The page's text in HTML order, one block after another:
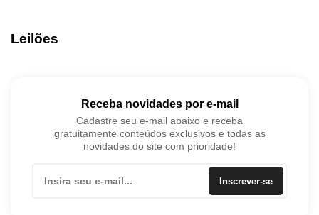
Leilões
Receba novidades por e-mail
Cadastre seu e-mail abaixo e receba
gratuitamente conteúdos exclusivos e todas as
novidades do site com prioridade!
Inscrever-se